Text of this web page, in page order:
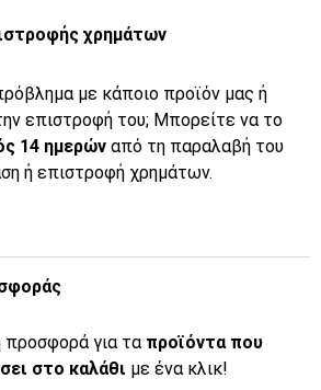
χρημάτων
με κάποιο προϊόν μας ή
επιστροφή του; Μπορείτε να το
14 ημερών από τη παραλαβή του
ή επιστροφή χρημάτων.
προσφορά για τα προϊόντα που
στο καλάθι με ένα κλικ!